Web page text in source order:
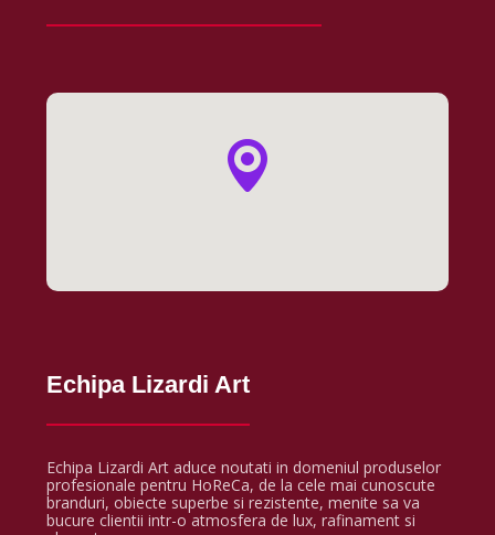
Echipa Lizardi Art
Echipa Lizardi Art aduce noutati in domeniul produselor
profesionale pentru HoReCa, de la cele mai cunoscute
branduri, obiecte superbe si rezistente, menite sa va
bucure clientii intr-o atmosfera de lux, rafinament si